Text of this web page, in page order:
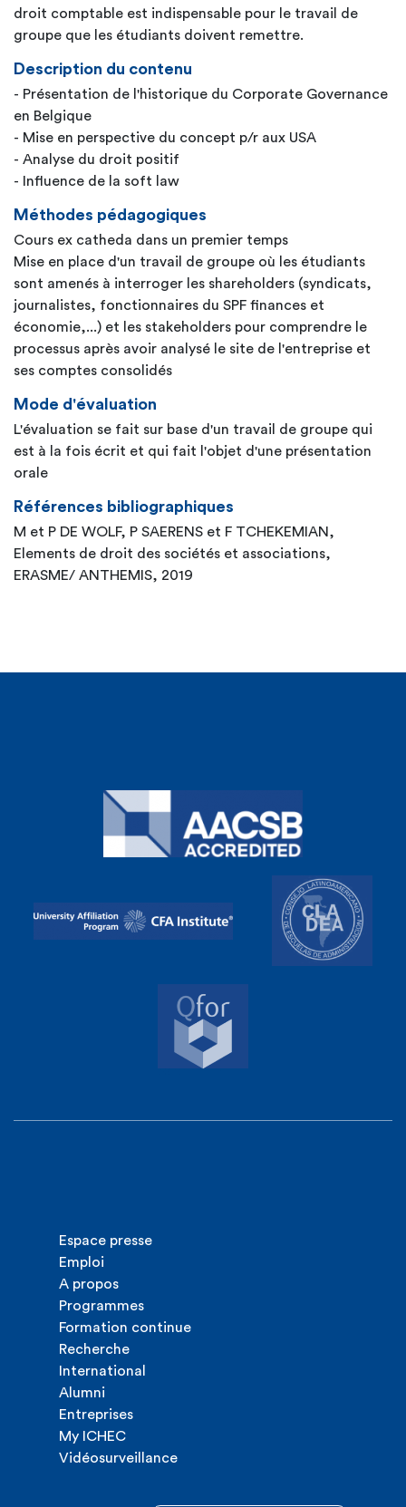
droit comptable est indispensable pour le travail de
groupe que les étudiants doivent remettre.
Description du contenu
- Présentation de l'historique du Corporate Governance
en Belgique
- Mise en perspective du concept p/r aux USA
- Analyse du droit positif
- Influence de la soft law
Méthodes pédagogiques
Cours ex catheda dans un premier temps
Mise en place d'un travail de groupe où les étudiants
sont amenés à interroger les shareholders (syndicats,
journalistes, fonctionnaires du SPF finances et
économie,...) et les stakeholders pour comprendre le
processus après avoir analysé le site de l'entreprise et
ses comptes consolidés
Mode d'évaluation
L'évaluation se fait sur base d'un travail de groupe qui
est à la fois écrit et qui fait l'objet d'une présentation
orale
Références bibliographiques
M et P DE WOLF, P SAERENS et F TCHEKEMIAN,
Elements de droit des sociétés et associations,
ERASME/ ANTHEMIS, 2019
Espace presse
Emploi
A propos
Programmes
Formation continue
Recherche
International
Alumni
Entreprises
My ICHEC
Vidéosurveillance